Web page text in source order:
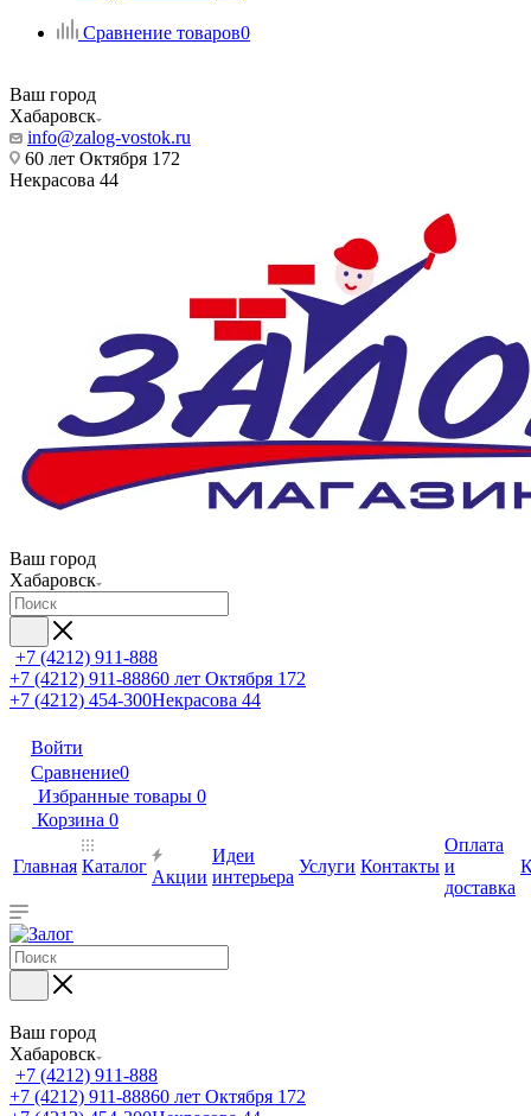
Сравнение товаров0
Ваш город
Хабаровск
info@zalog-vostok.ru
60 лет Октября 172
Некрасова 44
Ваш город
Хабаровск
+7 (4212) 911-888
+7 (4212) 911-88860 лет Октября 172
+7 (4212) 454-300Некрасова 44
Войти
Сравнение0
Избранные товары 0
Корзина 0
Главная Каталог
Акции
Идеи
интерьера
Услуги Контакты
Оплата
и
доставка
Ваш город
Хабаровск
+7 (4212) 911-888
+7 (4212) 911-88860 лет Октября 172